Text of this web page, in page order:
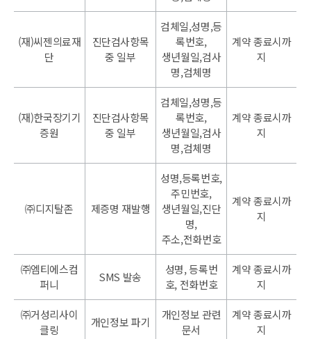
(재)씨젠의료재
단
진단검사항목
중 일부
검체일,성명,등
록번호,
생년월일,검사
명,검체명
계약 종료시까
지
(재)한국장기기
증원
진단검사항목
중 일부
검체일,성명,등
록번호,
생년월일,검사
명,검체명
계약 종료시까
지
㈜디지탈존 제증명 재발행
성명,등록번호,
주민번호,
생년월일,진단
명,
주소,전화번호
계약 종료시까
지
㈜엠티에스컴
퍼니
SMS 발송
성명, 등록번
호, 전화번호
계약 종료시까
지
㈜거성리사이
클링
개인정보 파기
개인정보 관련
문서
계약 종료시까
지